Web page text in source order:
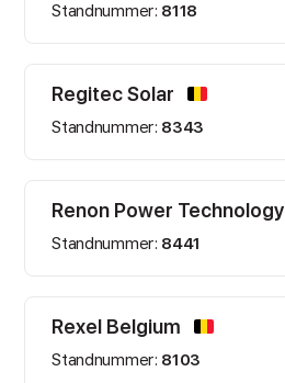
Standnummer: 8118
Regitec Solar
Standnummer: 8343
Renon Power Technology
Standnummer: 8441
Rexel Belgium
Standnummer: 8103